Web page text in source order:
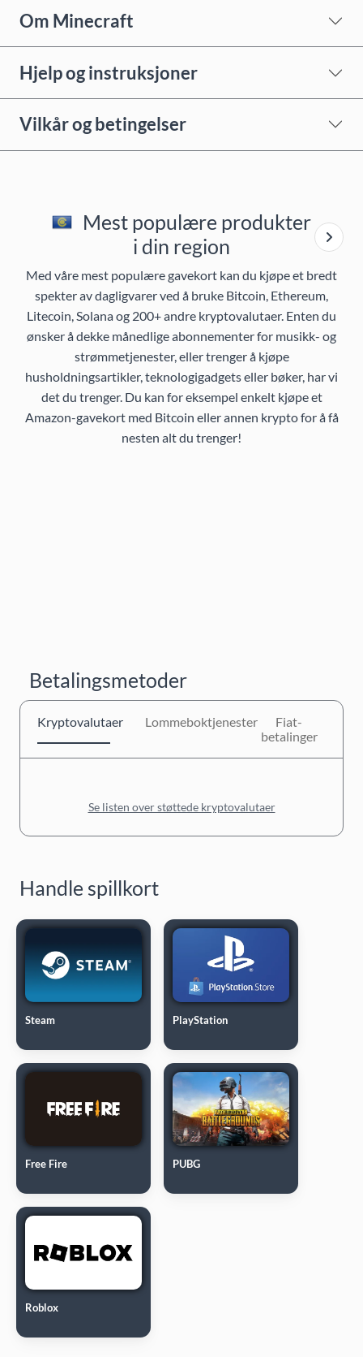
Om Minecraft
Hjelp og instruksjoner
Vilkår og betingelser
Mest populære produkter
i din region
Med våre mest populære gavekort kan du kjøpe et bredt
spekter av dagligvarer ved å bruke Bitcoin, Ethereum,
Litecoin, Solana og 200+ andre kryptovalutaer. Enten du
ønsker å dekke månedlige abonnementer for musikk- og
strømmetjenester, eller trenger å kjøpe
husholdningsartikler, teknologigadgets eller bøker, har vi
det du trenger. Du kan for eksempel enkelt kjøpe et
Amazon-gavekort med Bitcoin eller annen krypto for å få
nesten alt du trenger!
Betalingsmetoder
Kryptovalutaer Lommeboktjenester
Fiat-
betalinger
Se listen over støttede kryptovalutaer
Handle spillkort
Steam PlayStation
Free Fire PUBG
Roblox